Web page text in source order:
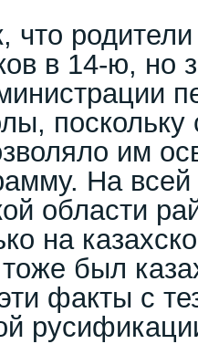
что
в 14-ю, но
им
На всей
области
на
тоже был
факты с